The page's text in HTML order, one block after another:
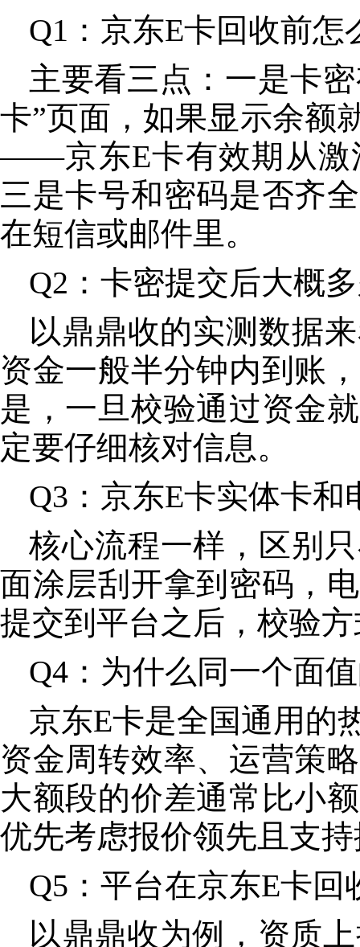
Q1：京东E卡回收前
主要看三点：一是卡
卡”页面，如果显示余额
——京东E卡有效期从激
三是卡号和密码是否齐
在短信或邮件里。
Q2：卡密提交后大概
以鼎鼎收的实测数据
资金一般半分钟内到账
是，一旦校验通过资金
定要仔细核对信息。
Q3：京东E卡实体卡
核心流程一样，区别
面涂层刮开拿到密码，
提交到平台之后，校验
Q4：为什么同一个面
京东E卡是全国通用的
资金周转效率、运营策
大额段的价差通常比小
优先考虑报价领先且支
Q5：平台在京东E卡
以鼎鼎收为例，资质